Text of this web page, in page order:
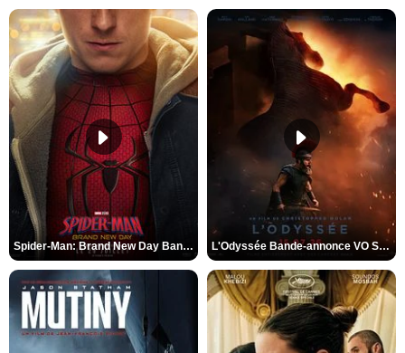
Spider-Man: Brand New Day Bande-annonce VO STFR L'Odyssée Bande-annonce VO STFR